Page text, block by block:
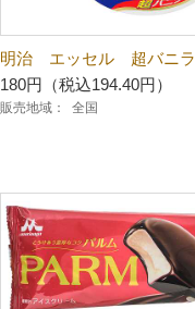
明治 エッセル 超バニラ
180円（税込194.40円）
販売地域： 全国